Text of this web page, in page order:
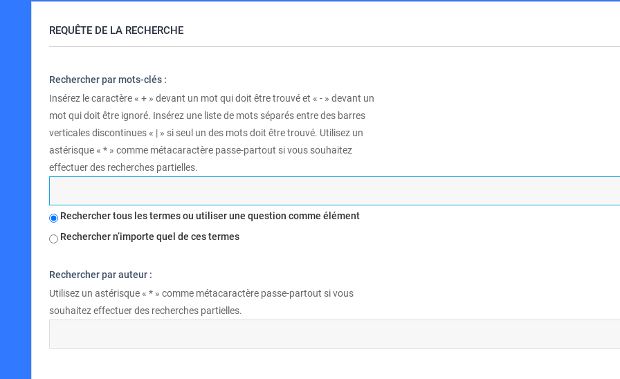
REQUÊTE DE LA RECHERCHE
Rechercher par mots-clés :
Insérez le caractère « + » devant un mot qui doit être trouvé et « - » devant un
mot qui doit être ignoré. Insérez une liste de mots séparés entre des barres
verticales discontinues « | » si seul un des mots doit être trouvé. Utilisez un
astérisque « * » comme métacaractère passe-partout si vous souhaitez
effectuer des recherches partielles.
Rechercher tous les termes ou utiliser une question comme élément
Rechercher n’importe quel de ces termes
Rechercher par auteur :
Utilisez un astérisque « * » comme métacaractère passe-partout si vous
souhaitez effectuer des recherches partielles.